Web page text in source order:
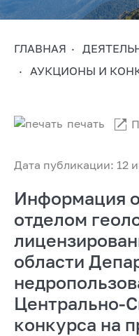
ГЛАВНАЯ
АУКЦИОНЫ И
Дата публикации: 12
печать
Информация
отделом
области
Центрально-
конкурса на